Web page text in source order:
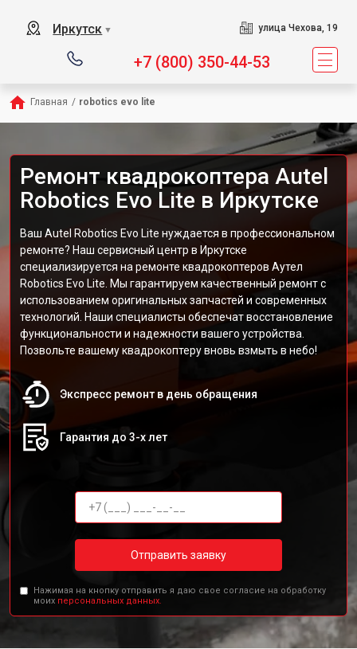
Иркутск ▼ улица Чехова, 19
+7 (800) 350-44-53
Главная / robotics evo lite
Ремонт квадрокоптера Autel
Robotics Evo Lite в Иркутске
Ваш Autel Robotics Evo Lite нуждается в профессиональном
ремонте? Наш сервисный центр в Иркутске
специализируется на ремонте квадрокоптеров Аутел
Robotics Evo Lite. Мы гарантируем качественный ремонт с
использованием оригинальных запчастей и современных
технологий. Наши специалисты обеспечат восстановление
функциональности и надежности вашего устройства.
Позвольте вашему квадрокоптеру вновь взмыть в небо!
Экспресс ремонт в день обращения
Гарантия до 3-х лет
Отправить заявку
Нажимая на кнопку отправить я даю свое согласие на обработку
моих персональных данных.